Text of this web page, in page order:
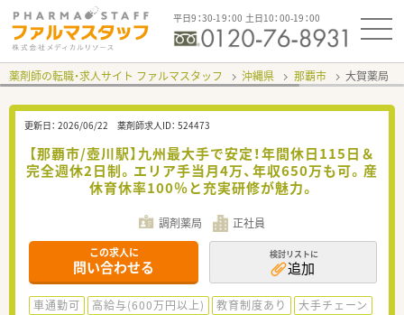
平日9：30-19：00 土日10：00-19：00
薬剤師の転職・求人サイト ファルマスタッフ 沖縄県 那覇市 大賀薬局
更新日： 2026/06/22 薬剤師求人ID： 524473
【那覇市/壺川駅】九州最大手で安定！年間休日115日＆
完全週休2日制。エリア手当月4万、年収650万も可。産
休育休率100％と充実研修が魅力。
調剤薬局 正社員
この求人に
問い合わせる
検討リストに
追加
車通勤可 高給与(600万円以上) 教育制度あり
大手チェーン